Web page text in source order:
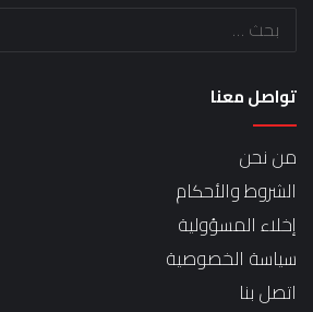
تواصل معنا
من نحن
الشروط والأحكام
إخلاء المسؤولية
سياسة الخصوصية
اتصل بنا